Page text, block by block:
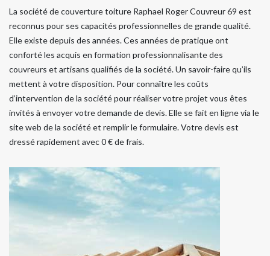
La société de couverture toiture Raphael Roger Couvreur 69 est
reconnus pour ses capacités professionnelles de grande qualité.
Elle existe depuis des années. Ces années de pratique ont
conforté les acquis en formation professionnalisante des
couvreurs et artisans qualifiés de la société. Un savoir-faire qu’ils
mettent à votre disposition. Pour connaître les coûts
d’intervention de la société pour réaliser votre projet vous êtes
invités à envoyer votre demande de devis. Elle se fait en ligne via le
site web de la société et remplir le formulaire. Votre devis est
dressé rapidement avec 0 € de frais.